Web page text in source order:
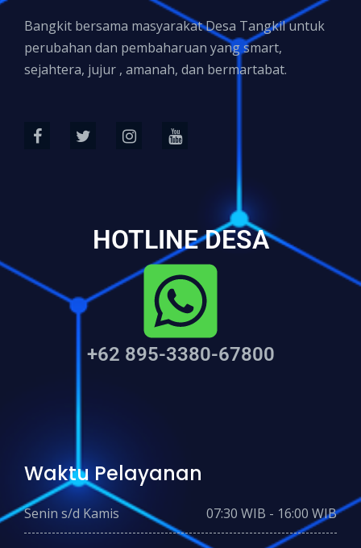
Bangkit bersama masyarakat Desa Tangkil untuk
perubahan dan pembaharuan yang smart,
sejahtera, jujur , amanah, dan bermartabat.
HOTLINE DESA
+62 895-3380-67800
Waktu Pelayanan
Senin s/d Kamis 07:30 WIB - 16:00 WIB